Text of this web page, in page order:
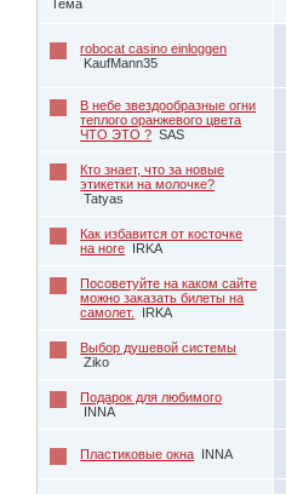
Тема
robocat casino einloggen
KaufMann35
В небе звездообразные огни
теплого оранжевого цвета
ЧТО ЭТО ? SAS
Кто знает, что за новые
этикетки на молочке?
Tatyas
Как избавится от косточке
на ноге IRKA
Посоветуйте на каком сайте
можно заказать билеты на
самолет.
IRKA
Выбор душевой системы
Ziko
Подарок для любимого
INNA
Пластиковые окна INNA